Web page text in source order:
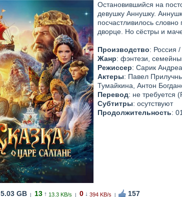
Остановившийся на
девушку Аннушку.
посчастливилось
дворце. Но сёстры и
Производство: Россия
Жанр: фэнтези,
Режиссер: Сарик
Актеры: Павел
Тумайкина, Антон
Перевод: не требуется
Субтитры: осутствуют
Продолжительность:
5.03 GB 13 ↑ 13.3 KB/s 0 ↓ 394 KB/s 157